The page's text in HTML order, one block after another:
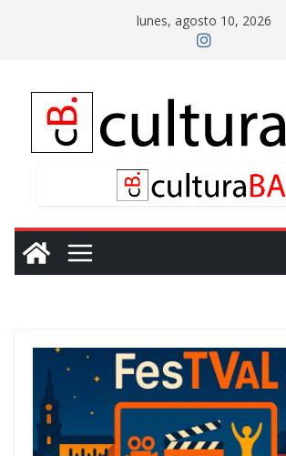
lunes, agosto 10, 2026